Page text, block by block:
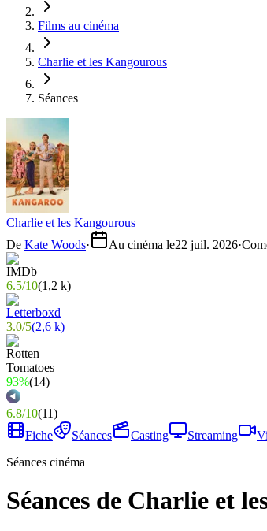
Films au cinéma
Charlie et les Kangourous
Séances
Charlie et les Kangourous
De Kate Woods· Au cinéma le22 juil. 2026·
6.5/10(1,2 k)
3.0/5(2,6 k)
93%(14)
6.8/10(11)
Fiche
Séances Casting Streaming
Séances cinéma
Séances de Charlie et